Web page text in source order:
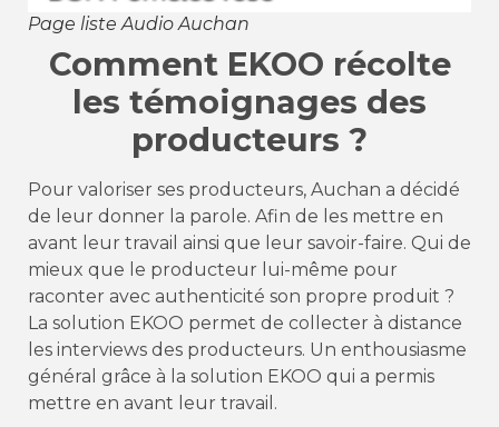
Page liste Audio Auchan
Comment EKOO récolte
les témoignages des
producteurs ?
Pour valoriser ses producteurs, Auchan a décidé
de leur donner la parole. Afin de les mettre en
avant leur travail ainsi que leur savoir-faire. Qui de
mieux que le producteur lui-même pour
raconter avec authenticité son propre produit ?
La solution EKOO permet de collecter à distance
les interviews des producteurs. Un enthousiasme
général grâce à la solution EKOO qui a permis
mettre en avant leur travail.